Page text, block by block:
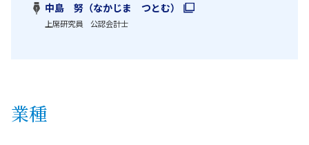
中島 努（なかじま つとむ）
上席研究員 公認会計士
業種